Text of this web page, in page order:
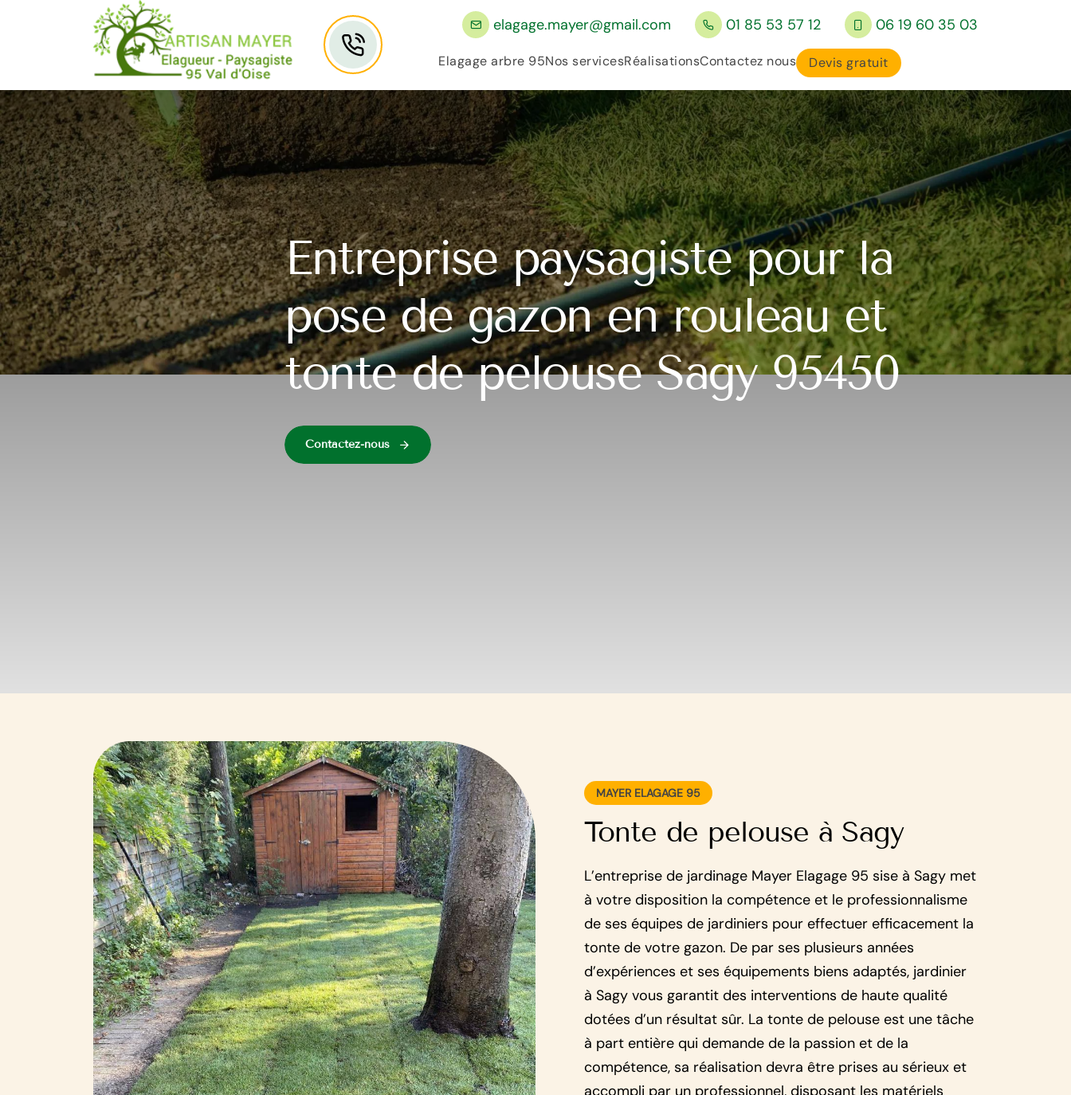
elagage.mayer@gmail.com 01 85 53 57 12 06 19 60 35 03
Elagage arbre 95Nos servicesRéalisationsContactez nous Devis gratuit
Entreprise paysagiste pour la
pose de gazon en rouleau et
tonte de pelouse Sagy 95450
Contactez-nous
MAYER ELAGAGE 95
Tonte de pelouse à Sagy
L’entreprise de jardinage Mayer Elagage 95 sise à Sagy met
à votre disposition la compétence et le professionnalisme
de ses équipes de jardiniers pour effectuer efficacement la
tonte de votre gazon. De par ses plusieurs années
d’expériences et ses équipements biens adaptés, jardinier
à Sagy vous garantit des interventions de haute qualité
dotées d’un résultat sûr. La tonte de pelouse est une tâche
à part entière qui demande de la passion et de la
compétence, sa réalisation devra être prises au sérieux et
accompli par un professionnel, disposant les matériels